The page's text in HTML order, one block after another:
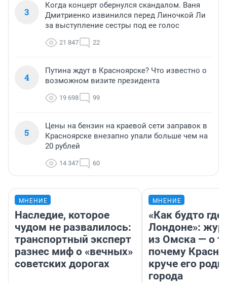
3
Когда концерт обернулся скандалом. Ваня
Дмитриенко извинился перед Линочкой Ли
за выступление сестры под ее голос
21 847 22
4
Путина ждут в Красноярске? Что известно о
возможном визите президента
19 698 99
5
Цены на бензин на краевой сети заправок в
Красноярске внезапно упали больше чем на
20 рублей
14 347 60
МНЕНИЕ
Наследие, которое
чудом не развалилось:
транспортный эксперт
разнес миф о «вечных»
советских дорогах
МНЕНИЕ
«Как будто
Лондоне»:
из Омска — о
почему
круче его
города